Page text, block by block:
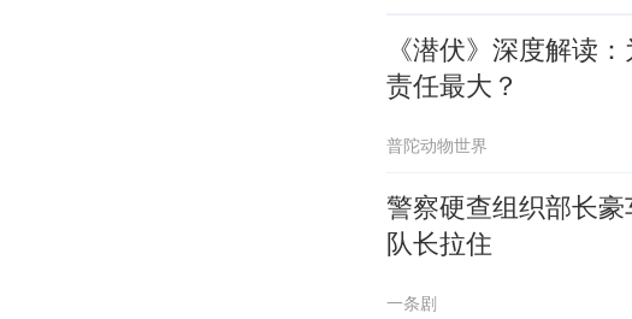
《潜伏》深度解读
责任最大？
普陀动物世界
警察硬查组织部长豪
队长拉住
一条剧